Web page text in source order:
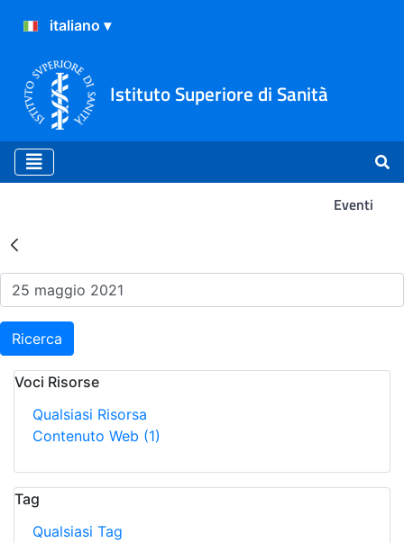
Istituto Superiore di Sanità
Eventi
Risultati della Ricerca -
Ricerca
Voci Risorse
Qualsiasi Risorsa
Contenuto Web (1)
Tag
Qualsiasi Tag